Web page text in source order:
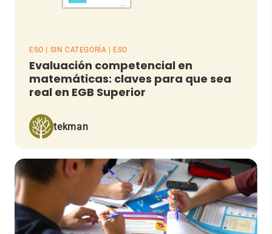
ESO | SIN CATEGORÍA | ESO
Evaluación competencial en
matemáticas: claves para que sea
real en EGB Superior
tekman